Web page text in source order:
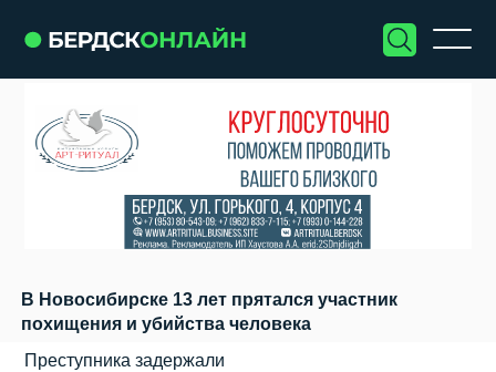
В Новосибирске 13 лет прятался участник
похищения и убийства человека
Преступника задержали